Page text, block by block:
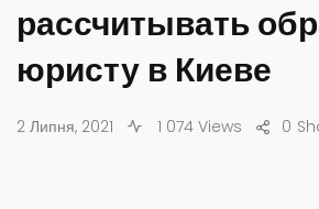
рассчитывать
юристу в Киеве
2 Липня, 2021 1 074 Views 0